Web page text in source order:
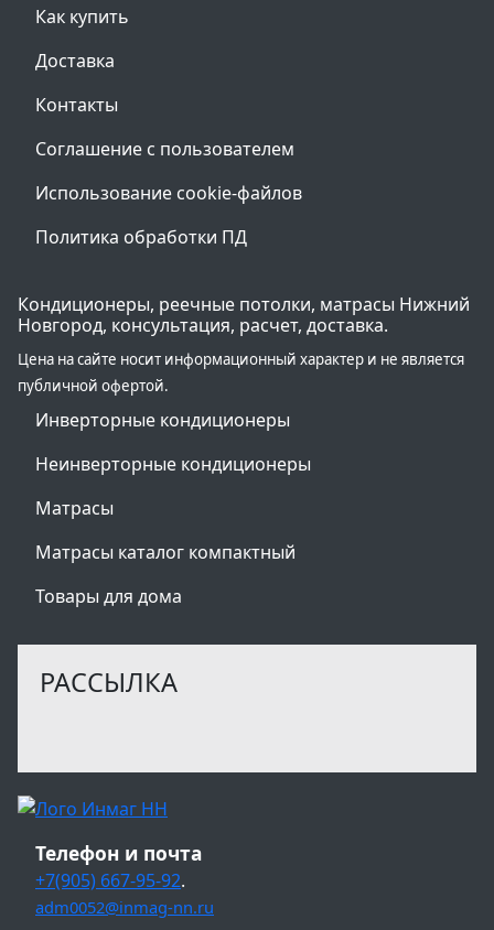
Как купить
Доставка
Контакты
Соглашение с пользователем
Использование cookie-файлов
Политика обработки ПД
Кондиционеры, реечные потолки, матрасы Нижний
Новгород, консультация, расчет, доставка.
Цена на сайте носит информационный характер и не является
публичной офертой.
Инверторные кондиционеры
Неинверторные кондиционеры
Матрасы
Матрасы каталог компактный
Товары для дома
РАССЫЛКА
Телефон и почта
+7(905) 667-95-92.
adm0052@inmag-nn.ru